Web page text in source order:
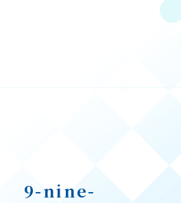
9-nine-